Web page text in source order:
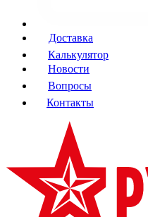
Доставка
Калькулятор
Новости
Вопросы
Контакты